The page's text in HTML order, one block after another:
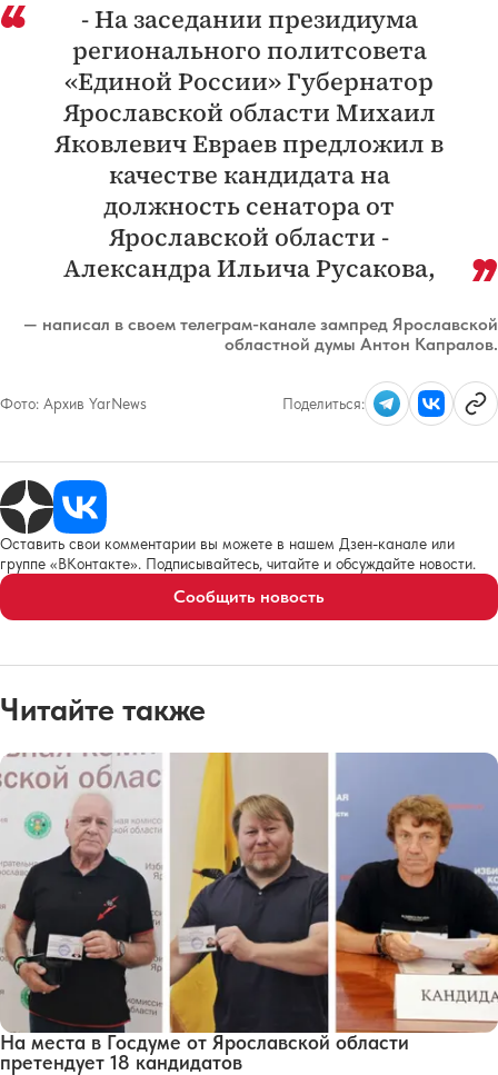
- На заседании президиума
регионального политсовета
«Единой России» Губернатор
Ярославской области Михаил
Яковлевич Евраев предложил в
качестве кандидата на
должность сенатора от
Ярославской области -
Александра Ильича Русакова,
— написал в своем телеграм-канале зампред Ярославской
областной думы Антон Капралов.
Фото: Архив YarNews Поделиться:
Оставить свои комментарии вы можете в нашем Дзен-канале или
группе «ВКонтакте». Подписывайтесь, читайте и обсуждайте новости.
Сообщить новость
Читайте также
На места в Госдуме от Ярославской области
претендует 18 кандидатов